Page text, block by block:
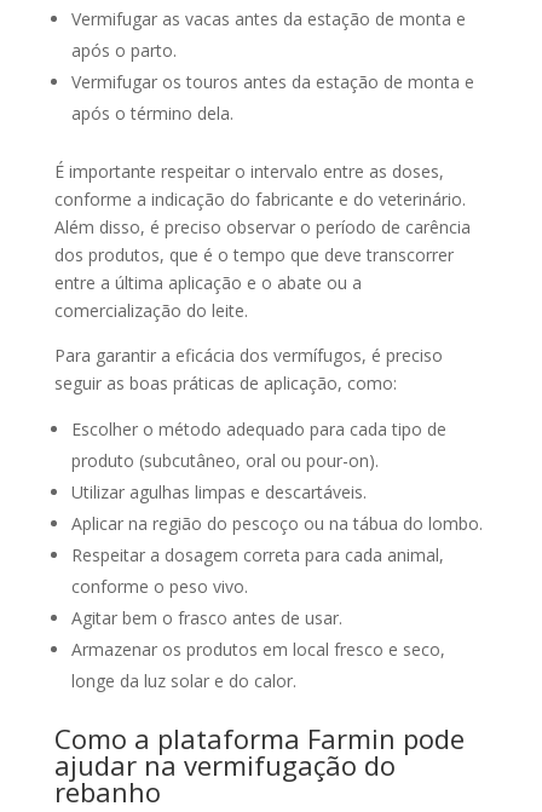
Vermifugar as vacas antes da estação de monta e
após o parto.
Vermifugar os touros antes da estação de monta e
após o término dela.
É importante respeitar o intervalo entre as doses,
conforme a indicação do fabricante e do veterinário.
Além disso, é preciso observar o período de carência
dos produtos, que é o tempo que deve transcorrer
entre a última aplicação e o abate ou a
comercialização do leite.
Para garantir a eficácia dos vermífugos, é preciso
seguir as boas práticas de aplicação, como:
Escolher o método adequado para cada tipo de
produto (subcutâneo, oral ou pour-on).
Utilizar agulhas limpas e descartáveis.
Aplicar na região do pescoço ou na tábua do lombo.
Respeitar a dosagem correta para cada animal,
conforme o peso vivo.
Agitar bem o frasco antes de usar.
Armazenar os produtos em local fresco e seco,
longe da luz solar e do calor.
Como a plataforma Farmin pode
ajudar na vermifugação do
rebanho